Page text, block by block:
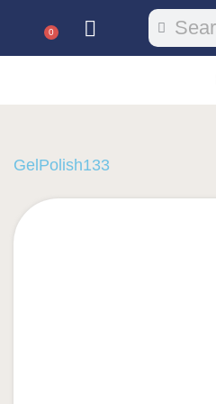
0
GelPolish133